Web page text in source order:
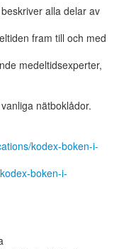
alla delar av
fram till och med
medeltidsexperter,
nätboklådor.
kodex-boken-i-
boken-i-